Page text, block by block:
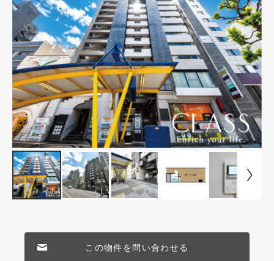
この物件を問い合わせる